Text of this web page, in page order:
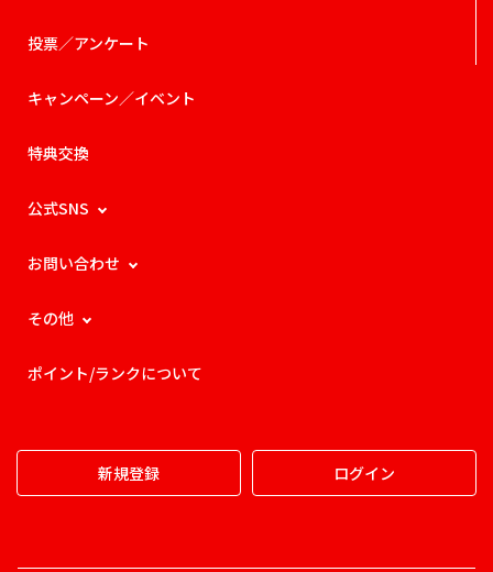
投票／アンケート
キャンペーン／イベント
特典交換
公式SNS
お問い合わせ
その他
ポイント/ランクについて
新規登録 ログイン